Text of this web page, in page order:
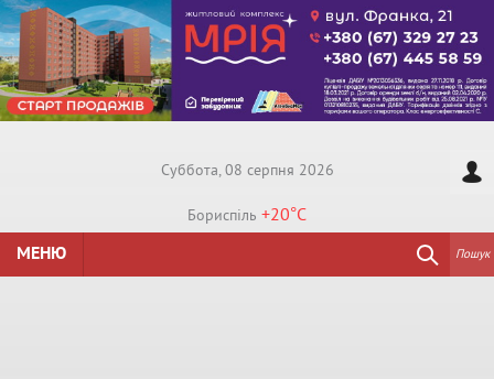
Суббота, 08 серпня 2026
Бориспiль +20°C
МЕНЮ
Пошук